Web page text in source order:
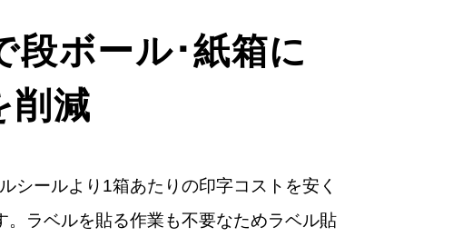
段ボール･紙箱に
削減
シールより1箱あたりの印字コストを安く
ラベルを貼る作業も不要なためラベル貼